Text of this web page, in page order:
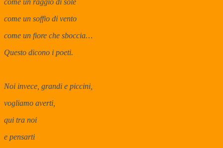
come un raggio di sole
come un soffio di vento
come un fiore che sboccia…
Questo dicono i poeti.
Noi invece, grandi e piccini,
vogliamo averti,
qui tra noi
e pensarti